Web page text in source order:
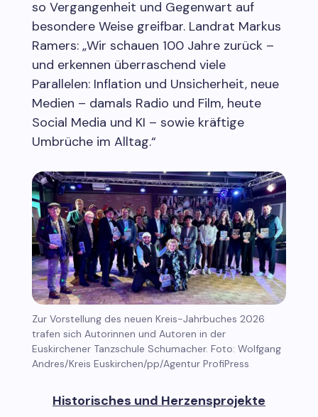
so Vergangenheit und Gegenwart auf
besondere Weise greifbar. Landrat Markus
Ramers: „Wir schauen 100 Jahre zurück –
und erkennen überraschend viele
Parallelen: Inflation und Unsicherheit, neue
Medien – damals Radio und Film, heute
Social Media und KI – sowie kräftige
Umbrüche im Alltag.“
Zur Vorstellung des neuen Kreis-Jahrbuches 2026
trafen sich Autorinnen und Autoren in der
Euskirchener Tanzschule Schumacher. Foto: Wolfgang
Andres/Kreis Euskirchen/pp/Agentur ProfiPress
Historisches und Herzensprojekte